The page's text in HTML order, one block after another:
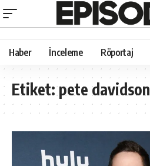
Haber İnceleme Röportaj
Etiket:pete davidson